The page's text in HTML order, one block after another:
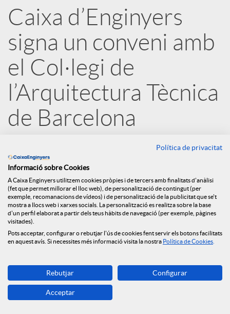
a
r
x
e
S
o
c
i
Caixa d’Enginyers
signa un conveni amb
el Col·legi de
l’Arquitectura Tècnica
de Barcelona
Amb aquest conveni, lligat a les ajudes
dels Fons Next Generation EU i a
través del Préstec ECO Rehabilita,
Caixa d’Enginyers reafirma el seu
compromís amb la promoció de la
aposta per un món més sostenible. En
el marc d’aquesta col·laboració,
Política de privacitat
Informació sobre Cookies
A Caixa Enginyers utilitzem cookies pròpies i de tercers amb finalitats d'anàlisi
(fet que permet millorar el lloc web), de personalització de contingut (per
exemple, recomanacions de vídeos) i de personalització de la publicitat que se't
mostra a llocs web i xarxes socials. La personalització es realitza sobre la base
d'un perfil elaborat a partir dels teus hàbits de navegació (per exemple, pàgines
visitades).
Pots acceptar, configurar o rebutjar l'ús de cookies fent servir els botons facilitats
en aquest avís. Si necessites més informació visita la nostra Política de Cookies
Rebutjar Configurar
Acceptar